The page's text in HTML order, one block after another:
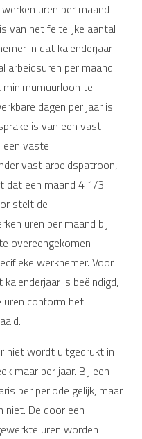
uren per maand
van het feitelijke aantal
in dat kalenderjaar
arbeidsuren per maand
te
dagen per jaar is
is van een vast
een vaste
vast arbeidspatroon,
dat een maand 4 1/3
stelt de
uren per maand bij
overeengekomen
werknemer. Voor
is beëindigd,
uren conform het
niet wordt uitgedrukt in
maar per jaar. Bij een
per periode gelijk, maar
niet. De door een
uren worden